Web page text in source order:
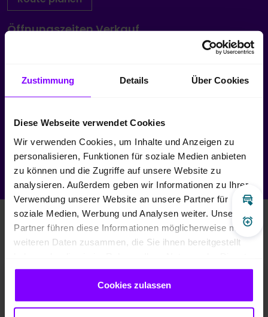
Zustimmung Details Über Cookies
Diese Webseite verwendet Cookies
Wir verwenden Cookies, um Inhalte und Anzeigen zu
personalisieren, Funktionen für soziale Medien anbieten
zu können und die Zugriffe auf unsere Website zu
analysieren. Außerdem geben wir Informationen zu Ihrer
Verwendung unserer Website an unsere Partner für
soziale Medien, Werbung und Analysen weiter. Unsere
Partner führen diese Informationen möglicherweise mit
weiteren Daten zusammen, die Sie ihnen bereitgestellt
gesammelt haben.
Cookies zulassen
Öffnungszeiten Verkauf
So:
geschlossen
(0231) 550 3000-2
Diese Fahrzeuge könnten Sie auch
interessieren
Volkswagen Passat Variant